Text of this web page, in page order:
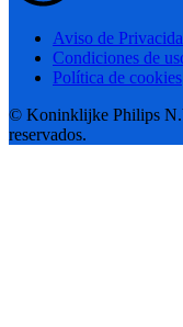
Aviso de
Condiciones de
Política de cookies
© Koninklijke Philips
reservados.